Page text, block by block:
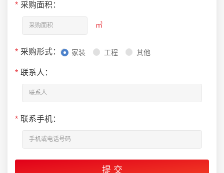
* 采购面积：
㎡
* 采购形式： 家装 工程 其他
* 联系人：
* 联系手机：